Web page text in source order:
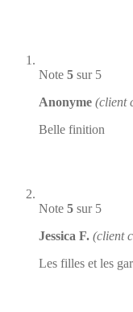
Note 5 sur 5
Anonyme (client
Belle finition
Note 5 sur 5
Jessica F. (client
Les filles et les